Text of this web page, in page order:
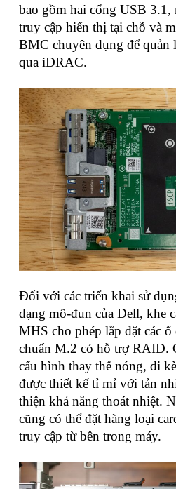
bao gồm hai cổng USB
truy cập hiển thị tại chỗ và
BMC chuyên dụng để quản
qua iDRAC.
Đối với các triển khai sử
dạng mô-đun của Dell, khe
MHS cho phép lắp đặt các ổ
chuẩn M.2 có hỗ trợ RAID.
cấu hình thay thế nóng, đi
được thiết kế tỉ mỉ với tản
thiện khả năng thoát nhiệt.
cũng có thể đặt hàng loại
truy cập từ bên trong máy.